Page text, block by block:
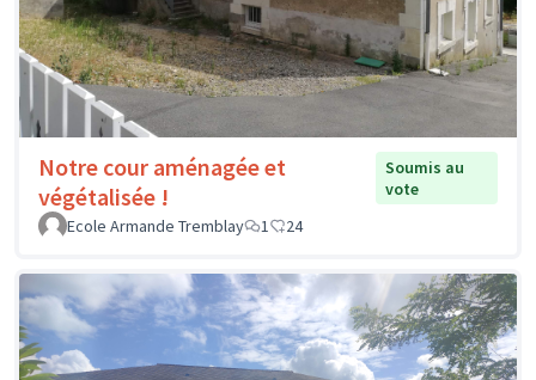
Notre cour aménagée et
végétalisée !
Soumis au
vote
Ecole Armande Tremblay
1 24